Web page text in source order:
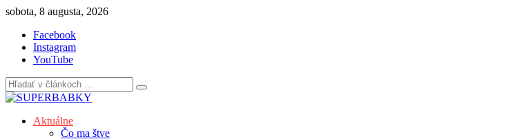
Skip
content
sobota, 8 augusta, 2026
Facebook
Instagram
YouTube
Aktuálne
Čo ma štve